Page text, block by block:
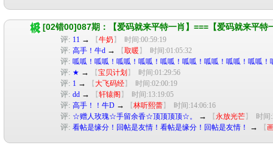
[02错00]087期：【爱码就来平特一肖】===【爱码就来平特
评: 11 → 【牛奶 】 时间:00:59:19
评: 高手！牛d → 【取暖 】 时间:01:05:32
评: 呱呱！呱呱！呱呱！呱呱！呱呱！呱呱！呱呱！呱呱！呱呱！
评: ★ → 【宝贝计划 】 时间:01:29:56
评: 1 → 【大飞码经】 时间:02:00:19
评: dd → 【轩辕阁 】 时间:13:19:05
评: 高手！！牛D → 【林听熙蕾】 时间:14:06:16
评: ☆赠人玫瑰☆手留余香☆顶顶顶顶☆。 → 【永放光芒】 时间
评: 看帖是缘分！回帖是友情！看帖是缘分！回帖是友情！ → 【